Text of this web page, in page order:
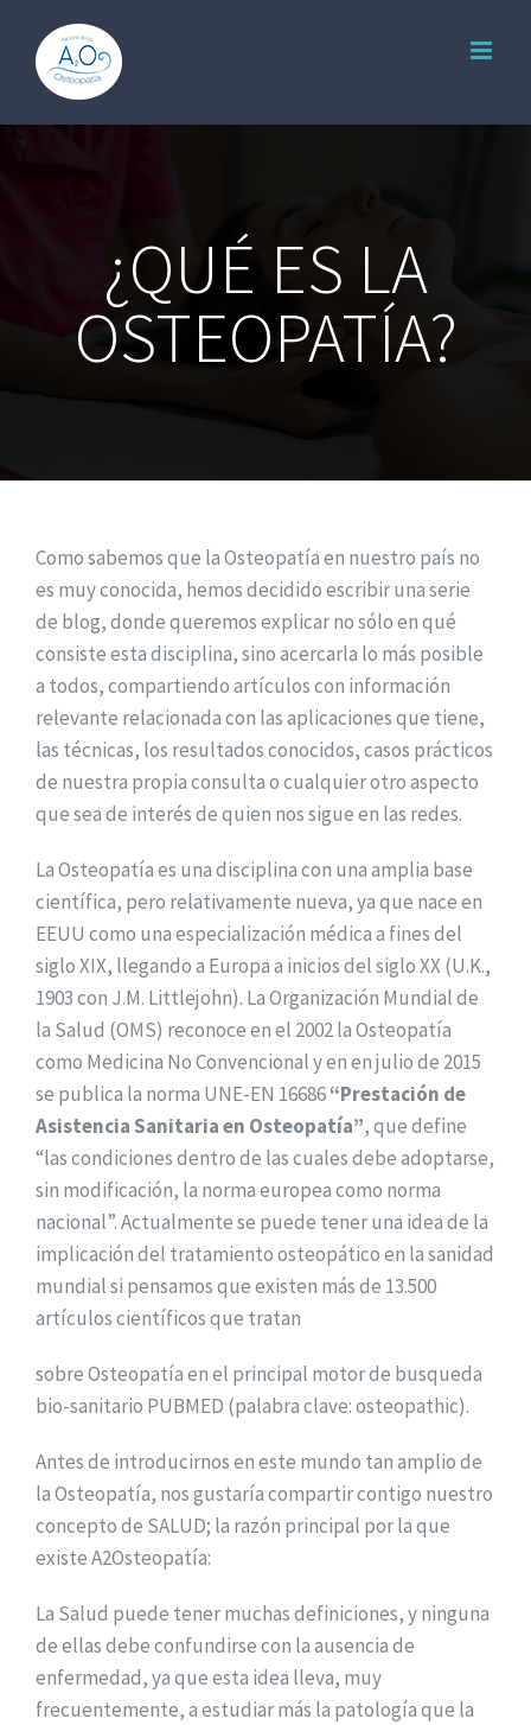
content
¿QUÉ ES LA
OSTEOPATÍA?
Como sabemos que la Osteopatía en nuestro país no
es muy conocida, hemos decidido escribir una serie
de blog, donde queremos explicar no sólo en qué
consiste esta disciplina, sino acercarla lo más posible
a todos, compartiendo artículos con información
relevante relacionada con las aplicaciones que tiene,
las técnicas, los resultados conocidos, casos prácticos
de nuestra propia consulta o cualquier otro aspecto
que sea de interés de quien nos sigue en las redes.
La Osteopatía es una disciplina con una amplia base
científica, pero relativamente nueva, ya que nace en
EEUU como una especialización médica a fines del
siglo XIX, llegando a Europa a inicios del siglo XX (U.K.,
1903 con J.M. Littlejohn). La Organización Mundial de
la Salud (OMS) reconoce en el 2002 la Osteopatía
como Medicina No Convencional y en en julio de 2015
se publica la norma UNE-EN 16686“Prestación de
Asistencia Sanitaria en Osteopatía”, que define
“las condiciones dentro de las cuales debe adoptarse,
sin modificación, la norma europea como norma
nacional”. Actualmente se puede tener una idea de la
implicación del tratamiento osteopático en la sanidad
mundial si pensamos que existen más de 13.500
artículos científicos que tratan
sobre Osteopatía en el principal motor de busqueda
bio-sanitario PUBMED (palabra clave: osteopathic).
Antes de introducirnos en este mundo tan amplio de
la Osteopatía, nos gustaría compartir contigo nuestro
concepto de SALUD; la razón principal por la que
existe A2Osteopatía:
La Salud puede tener muchas definiciones, y ninguna
de ellas debe confundirse con la ausencia de
enfermedad, ya que esta idea lleva, muy
frecuentemente, a estudiar más la patología que la